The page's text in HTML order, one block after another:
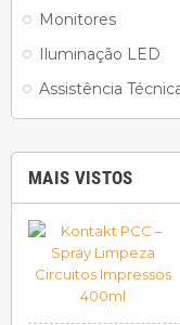
Monitores
Iluminação LED
Assistência
MAIS VISTOS